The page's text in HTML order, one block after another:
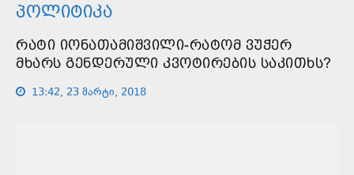
ᲞᲝᲚᲘᲢᲘᲙᲐ
ᲠᲐᲢᲘ ᲘᲝᲜᲐᲗᲐᲛᲘᲨᲕᲘᲚᲘ-ᲠᲐᲢᲝᲛ ᲕᲣᲭᲔᲠ
ᲛᲮᲐᲠᲡ ᲒᲔᲜᲓᲔᲠᲣᲚᲘ ᲙᲕᲝᲢᲘᲠᲔᲑᲘᲡ ᲡᲐᲙᲘᲗᲮᲡ?
13:42, 23 მარტი, 2018